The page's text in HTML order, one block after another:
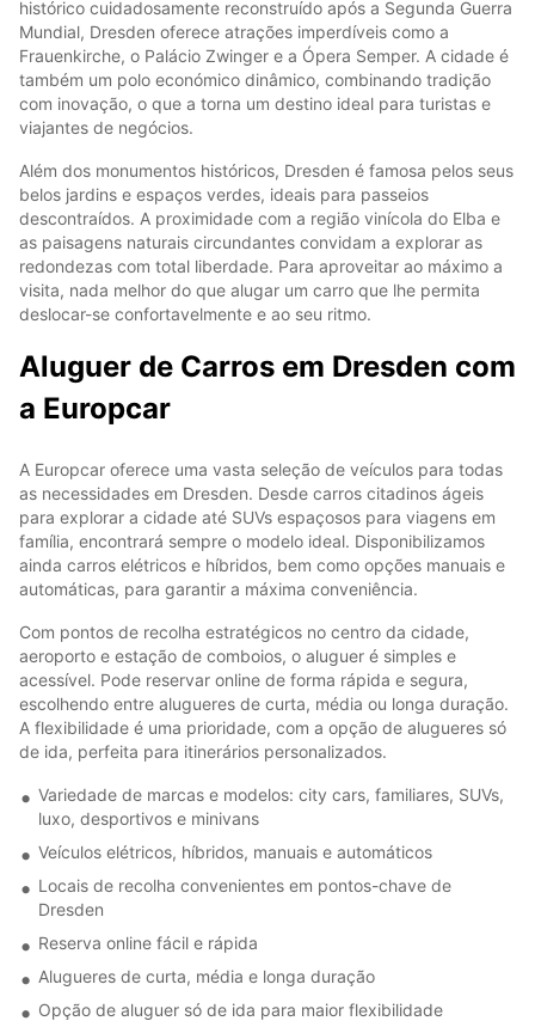
histórico cuidadosamente reconstruído após a Segunda Guerra
Mundial, Dresden oferece atrações imperdíveis como a
Frauenkirche, o Palácio Zwinger e a Ópera Semper. A cidade é
também um polo económico dinâmico, combinando tradição
com inovação, o que a torna um destino ideal para turistas e
viajantes de negócios.
Além dos monumentos históricos, Dresden é famosa pelos seus
belos jardins e espaços verdes, ideais para passeios
descontraídos. A proximidade com a região vinícola do Elba e
as paisagens naturais circundantes convidam a explorar as
redondezas com total liberdade. Para aproveitar ao máximo a
visita, nada melhor do que alugar um carro que lhe permita
deslocar-se confortavelmente e ao seu ritmo.
Aluguer de Carros em Dresden com
a Europcar
A Europcar oferece uma vasta seleção de veículos para todas
as necessidades em Dresden. Desde carros citadinos ágeis
para explorar a cidade até SUVs espaçosos para viagens em
família, encontrará sempre o modelo ideal. Disponibilizamos
ainda carros elétricos e híbridos, bem como opções manuais e
automáticas, para garantir a máxima conveniência.
Com pontos de recolha estratégicos no centro da cidade,
aeroporto e estação de comboios, o aluguer é simples e
acessível. Pode reservar online de forma rápida e segura,
escolhendo entre alugueres de curta, média ou longa duração.
A flexibilidade é uma prioridade, com a opção de alugueres só
de ida, perfeita para itinerários personalizados.
Variedade de marcas e modelos: city cars, familiares, SUVs,
luxo, desportivos e minivans
Veículos elétricos, híbridos, manuais e automáticos
Locais de recolha convenientes em pontos-chave de
Dresden
Reserva online fácil e rápida
Alugueres de curta, média e longa duração
Opção de aluguer só de ida para maior flexibilidade